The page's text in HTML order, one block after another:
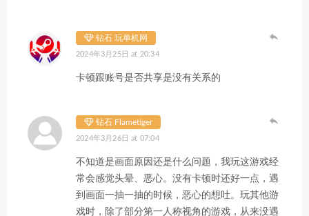
钻石 玩单机网
2024年3月25日 at 20:34
卡顿跟账号是否共享是没有关系的
钻石 Flametiger
2024年3月26日 at 07:04
不知道是画面原因还是什么问题，我玩这游戏经
常会感觉头晕、恶心。没有卡顿时还好一点，遇
到画面一抽一抽的时候，恶心的想吐。玩其他游
戏时，除了部分第一人称视角的游戏，从来没遇